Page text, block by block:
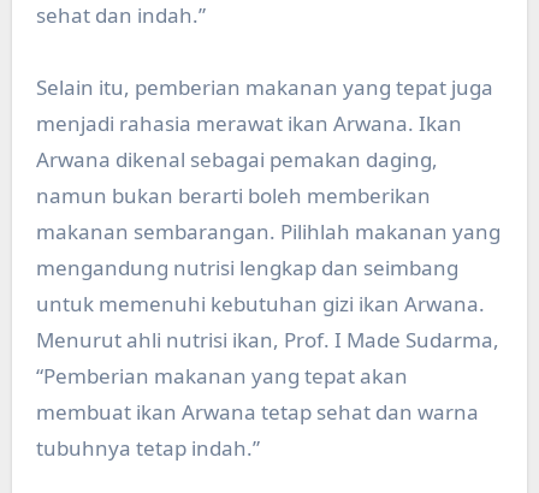
sehat dan indah.”
Selain itu, pemberian makanan yang tepat juga
menjadi rahasia merawat ikan Arwana. Ikan
Arwana dikenal sebagai pemakan daging,
namun bukan berarti boleh memberikan
makanan sembarangan. Pilihlah makanan yang
mengandung nutrisi lengkap dan seimbang
untuk memenuhi kebutuhan gizi ikan Arwana.
Menurut ahli nutrisi ikan, Prof. I Made Sudarma,
“Pemberian makanan yang tepat akan
membuat ikan Arwana tetap sehat dan warna
tubuhnya tetap indah.”